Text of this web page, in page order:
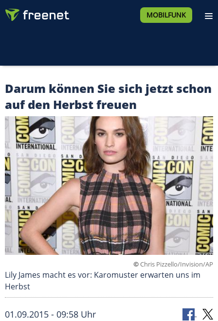
MOBILFUNK
Darum können Sie sich jetzt schon
auf den Herbst freuen
©Chris Pizzello/Invision/AP
Lily James macht es vor: Karomuster erwarten uns im
Herbst
01.09.2015 - 09:58 Uhr